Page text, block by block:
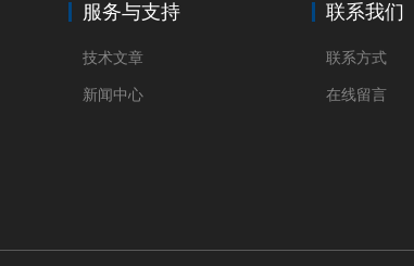
服务与支持
技术文章
新闻中心
联系我们
联系方式
在线留言